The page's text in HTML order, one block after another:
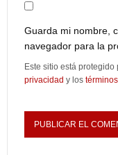
Guarda mi nombre,
navegador para la
Este sitio está
privacidad y los